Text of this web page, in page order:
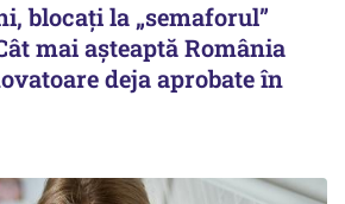
blocați la „semaforul”
mai așteaptă România
deja aprobate în